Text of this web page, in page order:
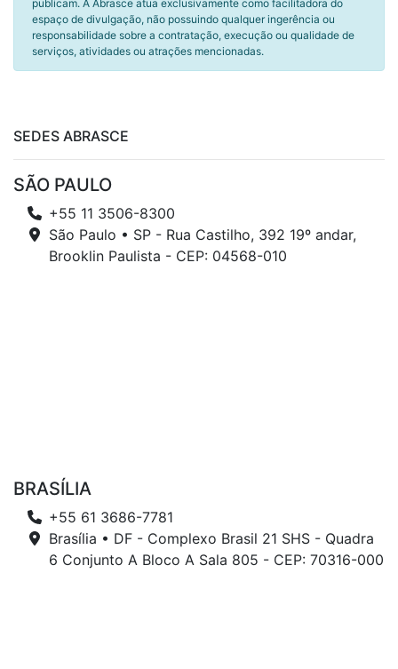
publicam. A Abrasce atua exclusivamente como facilitadora do
espaço de divulgação, não possuindo qualquer ingerência ou
responsabilidade sobre a contratação, execução ou qualidade de
serviços, atividades ou atrações mencionadas.
SEDES ABRASCE
SÃO PAULO
+55 11 3506-8300
São Paulo • SP - Rua Castilho, 392 19º andar,
Brooklin Paulista - CEP: 04568-010
BRASÍLIA
+55 61 3686-7781
Brasília • DF - Complexo Brasil 21 SHS - Quadra
6 Conjunto A Bloco A Sala 805 - CEP: 70316-000